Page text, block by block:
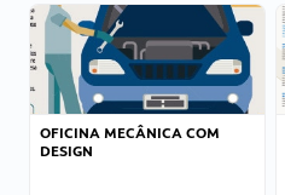
OFICINA MECÂNICA COM
DESIGN